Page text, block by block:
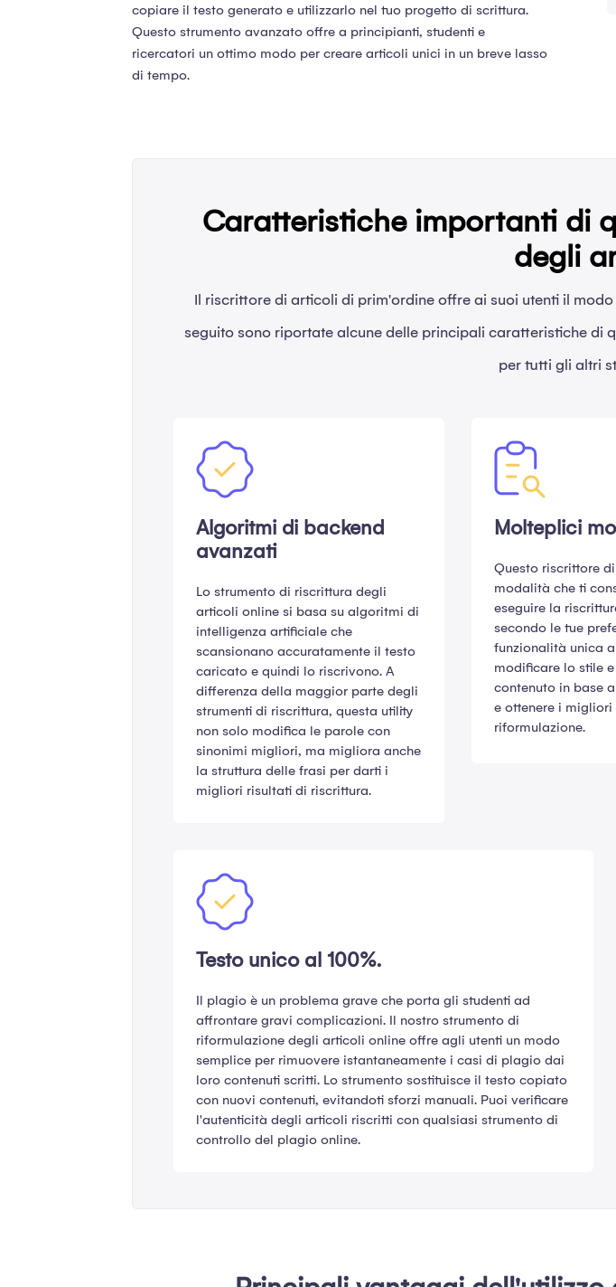
copiare il testo generato e utilizzarlo nel tuo progetto di scrittura.
Questo strumento avanzato offre a principianti, studenti e
ricercatori un ottimo modo per creare articoli unici in un breve lasso
di tempo.
Caratteristiche importanti di
degli
Il riscrittore di articoli di prim'ordine offre ai suoi utenti il
seguito sono riportate alcune delle principali caratteristiche
per tutti gli altri
Algoritmi di backend
avanzati
Lo strumento di riscrittura degli
articoli online si basa su algoritmi di
intelligenza artificiale che
scansionano accuratamente il testo
caricato e quindi lo riscrivono. A
differenza della maggior parte degli
strumenti di riscrittura, questa utility
non solo modifica le parole con
sinonimi migliori, ma migliora anche
la struttura delle frasi per darti i
migliori risultati di riscrittura.
Molteplici
Questo riscrittore
modalità che ti
eseguire la
secondo le tue
funzionalità unica
modificare lo stile
contenuto in base
e ottenere i
riformulazione.
Testo unico al 100%.
Il plagio è un problema grave che porta gli studenti ad
affrontare gravi complicazioni. Il nostro strumento di
riformulazione degli articoli online offre agli utenti un modo
semplice per rimuovere istantaneamente i casi di plagio dai
loro contenuti scritti. Lo strumento sostituisce il testo copiato
con nuovi contenuti, evitandoti sforzi manuali. Puoi verificare
l'autenticità degli articoli riscritti con qualsiasi strumento di
controllo del plagio online.